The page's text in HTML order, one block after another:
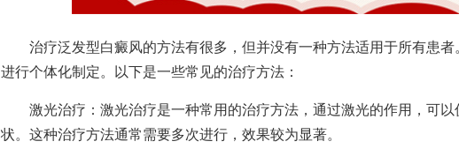
治疗泛发型白癜风的方法有很多，但并没有一种方法适用于所有患者
进行个体化制定。以下是一些常见的治疗方法：
激光治疗：激光治疗是一种常用的治疗方法，通过激光的作用，可以
状。这种治疗方法通常需要多次进行，效果较为显著。